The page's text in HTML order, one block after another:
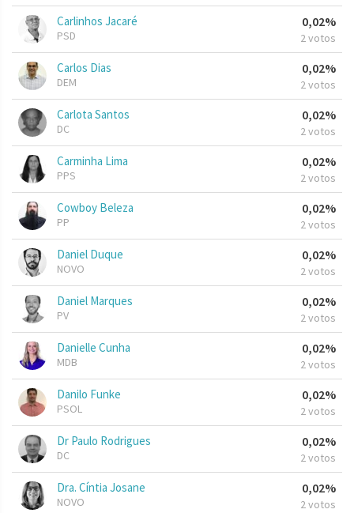
Carlinhos Jacaré
PSD
0,02%
2 votos
Carlos Dias
DEM
0,02%
2 votos
Carlota Santos
DC
0,02%
2 votos
Carminha Lima
PPS
0,02%
2 votos
Cowboy Beleza
PP
0,02%
2 votos
Daniel Duque
NOVO
0,02%
2 votos
Daniel Marques
PV
0,02%
2 votos
Danielle Cunha
MDB
0,02%
2 votos
Danilo Funke
PSOL
0,02%
2 votos
Dr Paulo Rodrigues
DC
0,02%
2 votos
Dra. Cíntia Josane
NOVO
0,02%
2 votos